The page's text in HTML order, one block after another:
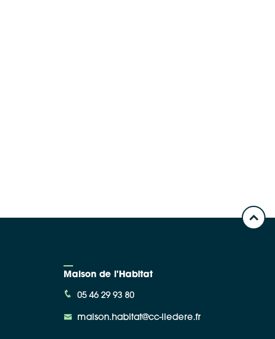
Maison de l'Habitat
05 46 29 93 80
maison.habitat@cc-iledere.fr